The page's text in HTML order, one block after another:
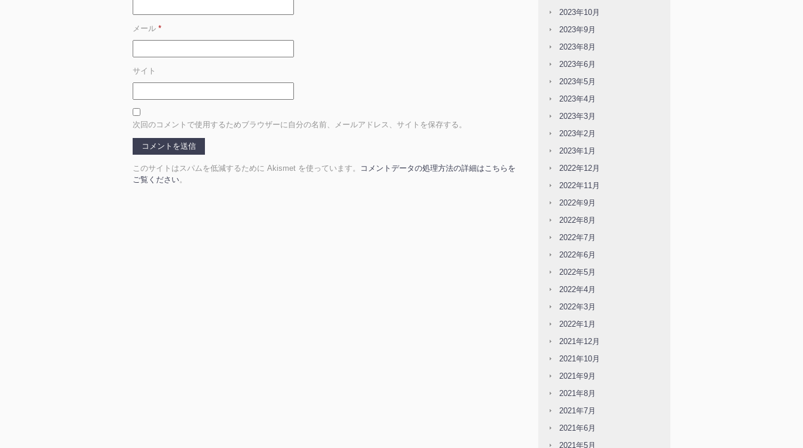
メール *
サイト
次回のコメントで使用するためブラウザーに自分の名前、メールアドレス、サイトを保存する。
このサイトはスパムを低減するために Akismet を使っています。
コメントデータの処理方法の詳細はこちらを
ご覧ください。
2023年10月
2023年9月
2023年8月
2023年6月
2023年5月
2023年4月
2023年3月
2023年2月
2023年1月
2022年12月
2022年11月
2022年9月
2022年8月
2022年7月
2022年6月
2022年5月
2022年4月
2022年3月
2022年1月
2021年12月
2021年10月
2021年9月
2021年8月
2021年7月
2021年6月
2021年5月